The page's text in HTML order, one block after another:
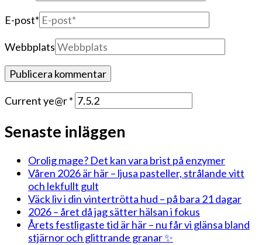
E-post*
Webbplats
Current ye@r*
Senaste inläggen
Orolig mage? Det kan vara brist på enzymer
Våren 2026 är här – ljusa pasteller, strålande vitt
och lekfullt gult
Väck liv i din vintertrötta hud – på bara 21 dagar
2026 – året då jag sätter hälsan i fokus
Årets festligaste tid är här – nu får vi glänsa bland
stjärnor och glittrande granar ✨